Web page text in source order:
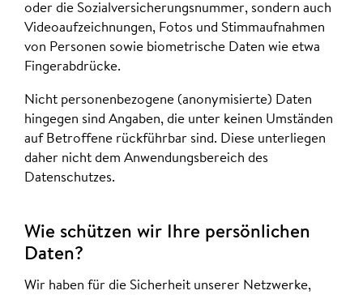
oder die Sozialversicherungsnummer, sondern auch
Videoaufzeichnungen, Fotos und Stimmaufnahmen
von Personen sowie biometrische Daten wie etwa
Fingerabdrücke.
Nicht personenbezogene (anonymisierte) Daten
hingegen sind Angaben, die unter keinen Umständen
auf Betroffene rückführbar sind. Diese unterliegen
daher nicht dem Anwendungsbereich des
Datenschutzes.
Wie schützen wir Ihre persönlichen
Daten?
Wir haben für die Sicherheit unserer Netzwerke,